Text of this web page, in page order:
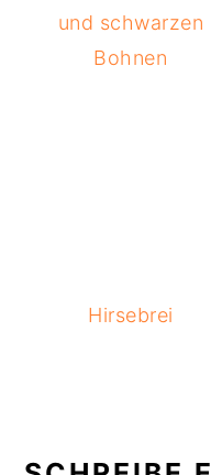
und schwarzen
Bohnen
Hirsebrei